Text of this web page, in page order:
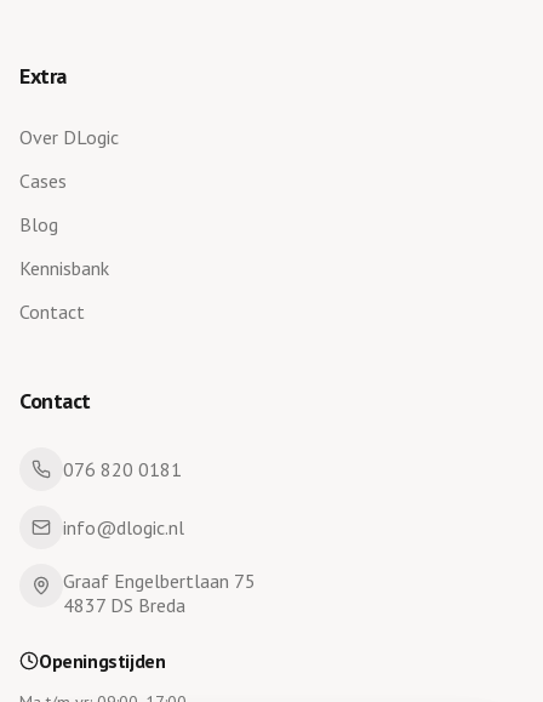
Extra
Over DLogic
Cases
Blog
Kennisbank
Contact
Contact
076 820 0181
info@dlogic.nl
Graaf Engelbertlaan 75
4837 DS Breda
Openingstijden